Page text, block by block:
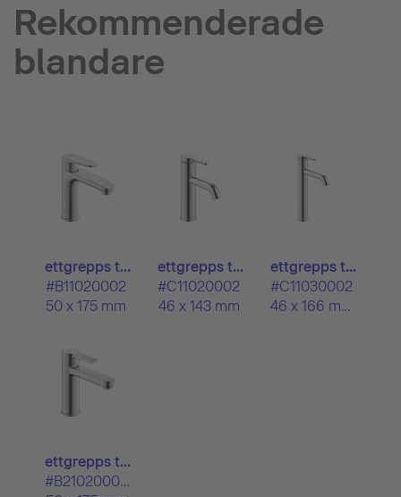
Rekommenderade
blandare
ettgrepps t...
#B11020002
50 x 175 mm
ettgrepps t...
#C11020002
46 x 143 mm
ettgrepps t...
#C11030002
46 x 166 mm
ettgrepps t...
#B21020002